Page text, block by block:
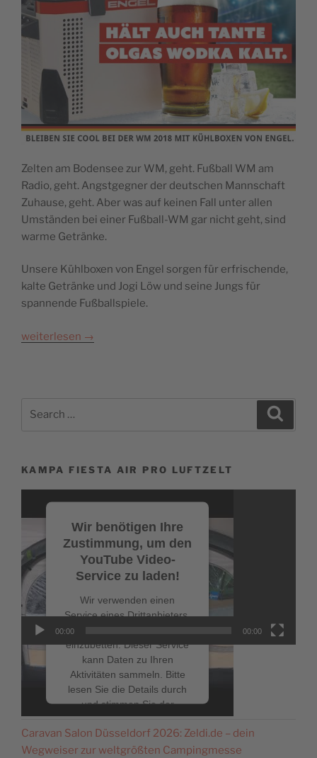
Zelten am Bodensee zur WM, geht. Fußball WM am
Radio, geht. Angstgegner der deutschen Mannschaft
Zuhause, geht. Aber was auf keinen Fall unter allen
Umständen bei einer Fußball-WM gar nicht geht, sind
warme Getränke.
Unsere Kühlboxen von Engel sorgen für erfrischende,
kalte Getränke und Jogi Löw und seine Jungs für
spannende Fußballspiele.
weiterlesen →
KAMPA FIESTA AIR PRO LUFTZELT
Wir benötigen Ihre
Zustimmung, um den
YouTube Video-
Service zu laden!
Wir verwenden einen
Service eines Drittanbieters,
einzubetten. Dieser Service
kann Daten zu Ihren
Aktivitäten sammeln. Bitte
lesen Sie die Details durch
und stimmen Sie der
Nutzung des Service zu, um
dieses Video anzusehen.
00:00 00:00
NEUESTE BEITRÄGE
Caravan Salon Düsseldorf 2026: Zeldi.de – dein
Wegweiser zur weltgrößten Campingmesse